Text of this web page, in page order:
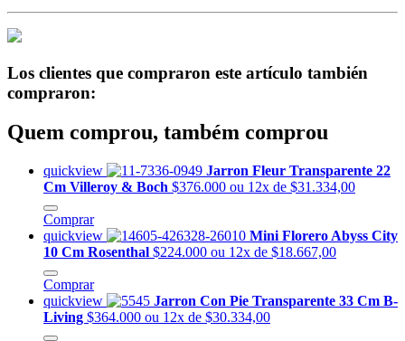
Los clientes que compraron este artículo también
compraron:
Quem comprou, também comprou
quickview
Jarron Fleur Transparente 22
Cm Villeroy & Boch $376.000 ou 12x de $31.334,00
Comprar
quickview
Mini Florero Abyss City
10 Cm Rosenthal $224.000 ou 12x de $18.667,00
Comprar
quickview
Jarron Con Pie Transparente 33 Cm B-
Living $364.000 ou 12x de $30.334,00